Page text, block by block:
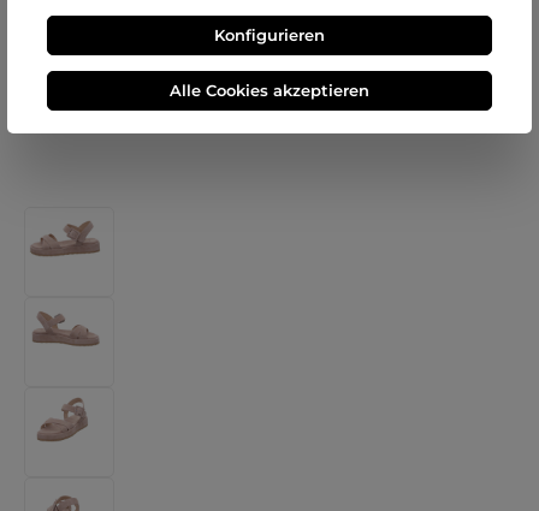
Konfigurieren
Alle Cookies akzeptieren